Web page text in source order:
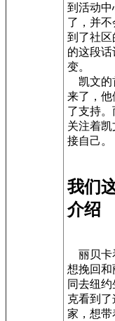
到活动中
了，并
到了社区
的这段
变。
凯文的
来了，他
了支持
关注着
接自己。
我们
介绍
丽贝卡
想挽回和
同去纽
克看到
家，想带